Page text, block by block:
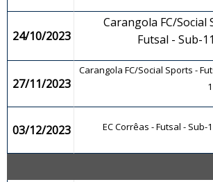
24/10/2023
Carangola FC/Social
Futsal - Sub-
27/11/2023
Carangola FC/Social Sports -
03/12/2023 EC Corrêas - Futsal - Sub-